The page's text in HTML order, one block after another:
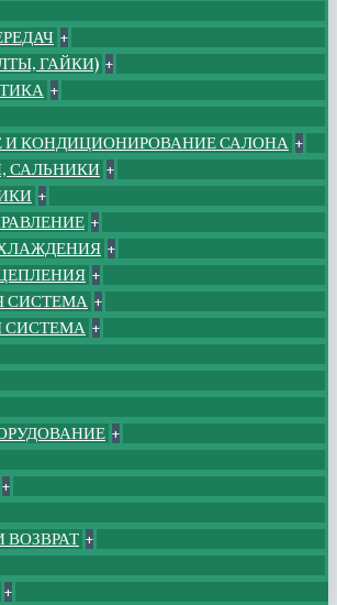
+
ГАЙКИ) +
+
И КОНДИЦИОНИРОВАНИЕ САЛОНА +
САЛЬНИКИ +
+
+
+
+
СИСТЕМА +
СИСТЕМА +
+
+
ВОЗВРАТ +
+